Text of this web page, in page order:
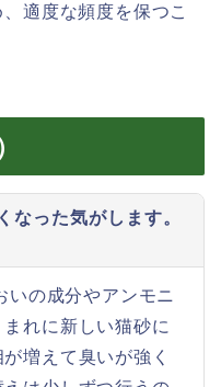
適度な頻度を保つこ
なった気がします。
いの成分やアンモニ
れに新しい猫砂に
増えて臭いが強く